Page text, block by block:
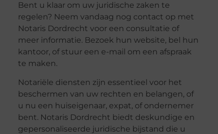
Bent u klaar om uw juridische zaken te
regelen? Neem vandaag nog contact op met
Notaris Dordrecht voor een consultatie of
meer informatie. Bezoek hun website, bel hun
kantoor, of stuur een e-mail om een afspraak
te maken.
Notariële diensten zijn essentieel voor het
beschermen van uw rechten en belangen, of
u nu een huiseigenaar, expat, of ondernemer
bent. Notaris Dordrecht biedt deskundige en
gepersonaliseerde juridische bijstand die u